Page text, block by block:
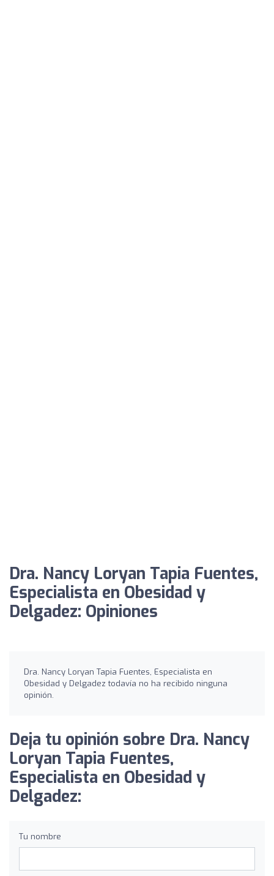
Dra. Nancy Loryan Tapia Fuentes,
Especialista en Obesidad y
Delgadez: Opiniones
Dra. Nancy Loryan Tapia Fuentes, Especialista en
Obesidad y Delgadez todavía no ha recibido ninguna
opinión.
Deja tu opinión sobre Dra. Nancy
Loryan Tapia Fuentes,
Especialista en Obesidad y
Delgadez:
Tu nombre